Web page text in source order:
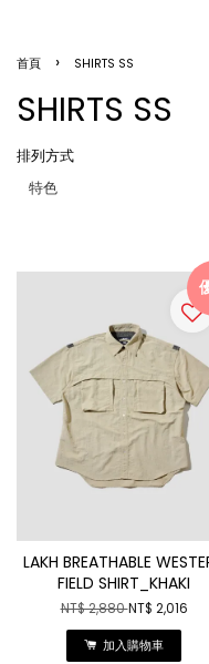
首頁 › SHIRTS SS
SHIRTS SS
排列方式
LAKH BREATHABLE
FIELD SHIRT_KHAKI
NT$ 2,880NT$ 2,016
加入購物車